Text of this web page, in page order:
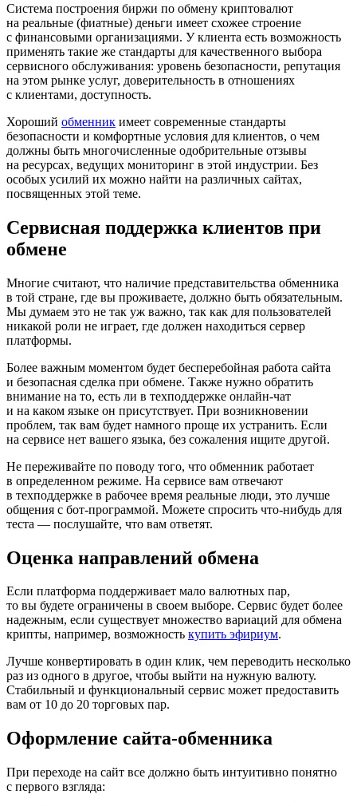
Система построения биржи по обмену криптовалют
на реальные (фиатные) деньги имеет схожее строение
с финансовыми организациями. У клиента есть возможность
применять такие же стандарты для качественного выбора
сервисного обслуживания: уровень безопасности, репутация
на этом рынке услуг, доверительность в отношениях
с клиентами, доступность.
Хороший обменник имеет современные стандарты
безопасности и комфортные условия для клиентов, о чем
должны быть многочисленные одобрительные отзывы
на ресурсах, ведущих мониторинг в этой индустрии. Без
особых усилий их можно найти на различных сайтах,
посвященных этой теме.
Сервисная поддержка клиентов при
обмене
Многие считают, что наличие представительства обменника
в той стране, где вы проживаете, должно быть обязательным.
Мы думаем это не так уж важно, так как для пользователей
никакой роли не играет, где должен находиться сервер
платформы.
Более важным моментом будет бесперебойная работа сайта
и безопасная сделка при обмене. Также нужно обратить
внимание на то, есть ли в техподдержке онлайн-чат
и на каком языке он присутствует. При возникновении
проблем, так вам будет намного проще их устранить. Если
на сервисе нет вашего языка, без сожаления ищите другой.
Не переживайте по поводу того, что обменник работает
в определенном режиме. На сервисе вам отвечают
в техподдержке в рабочее время реальные люди, это лучше
общения с бот-программой. Можете спросить что-нибудь для
теста — послушайте, что вам ответят.
Оценка направлений обмена
Если платформа поддерживает мало валютных пар,
то вы будете ограничены в своем выборе. Сервис будет более
надежным, если существует множество вариаций для обмена
крипты, например, возможность купить эфириум.
Лучше конвертировать в один клик, чем переводить несколько
раз из одного в другое, чтобы выйти на нужную валюту.
Стабильный и функциональный сервис может предоставить
вам от 10 до 20 торговых пар.
Оформление сайта-обменника
При переходе на сайт все должно быть интуитивно понятно
с первого взгляда: